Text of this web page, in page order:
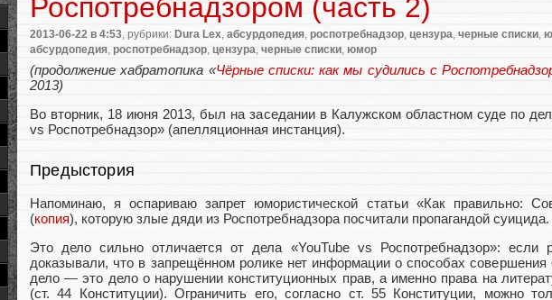
Роспотребнадзором (часть 2)
2013-06-22 в 4:53, рубрики: Dura Lex, абсурдопедия, роспотребнадзор, цензура, черные списки,
абсурдопедия, роспотребнадзор, цензура, черные списки, юмор
(продолжение хабратопика «Чёрные списки: как мы судились с
2013)
Во вторник, 18 июня 2013, был на заседании в Калужском областном суде по
vs Роспотребнадзор» (апелляционная инстанция).
Предыстория
Напоминаю, я оспариваю запрет юмористической статьи «Как правильно:
(копия), которую злые дяди из Роспотребнадзора посчитали пропагандой суицида.
Это дело сильно отличается от дела «YouTube vs Роспотребнадзор»: если
доказывали, что в запрещённом ролике нет информации о способах
дело — это дело о нарушении конституционных прав, а именно права на
(ст. 44 Конституции). Ограничить его, согласно ст. 55 Конституции, можно